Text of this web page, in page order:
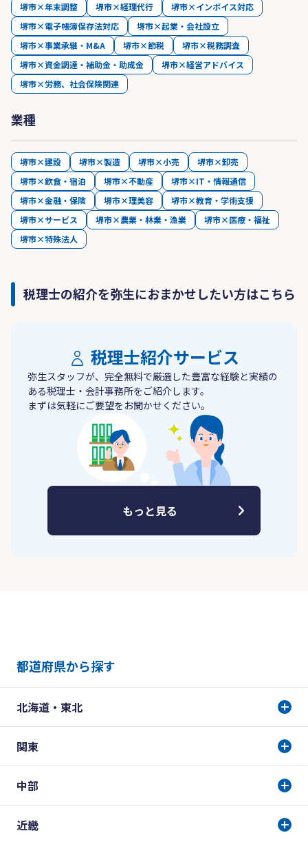
堺市×年末調整
堺市×経理代行
堺市×インボイス対応
堺市×電子帳簿保存法対応
堺市×起業・会社設立
堺市×事業承継・M&A
堺市×節税
堺市×税務調査
堺市×資金調達・補助金・助成金
堺市×経営アドバイス
堺市×労務、社会保険関連
業種
堺市×建設 堺市×製造 堺市×小売
堺市×卸売
堺市×飲食・宿泊
堺市×不動産
堺市×IT・情報通信
堺市×金融・保険
堺市×理美容
堺市×教育・学術支援
堺市×サービス
堺市×農業・林業・漁業
堺市×医療・福祉
堺市×特殊法人
税理士の紹介を弥生におまかせしたい方はこちら
税理士紹介サービス
弥生スタッフが、完全無料で厳選した豊富な経験と実績の
ある税理士・会計事務所をご紹介します。
まずは気軽にご要望をお聞かせください。
もっと見る
都道府県から探す
北海道・東北
関東
中部
近畿